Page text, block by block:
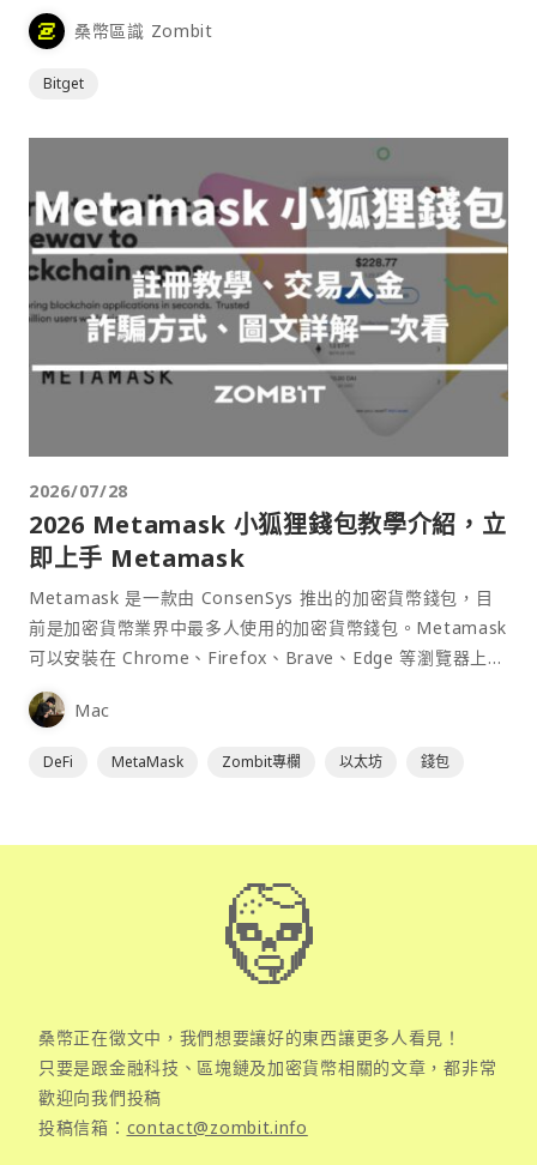
桑幣區識 Zombit
Bitget
2026/07/28
2026 Metamask 小狐狸錢包教學介紹，立
即上手 Metamask
Metamask 是一款由 ConsenSys 推出的加密貨幣錢包，目
前是加密貨幣業界中最多人使用的加密貨幣錢包。Metamask
可以安裝在 Chrome、Firefox、Brave、Edge 等瀏覽器上作
為插件使用，具備許多功能且使用上非常方便。
Mac
DeFi MetaMask Zombit專欄 以太坊 錢包
桑幣正在徵文中，我們想要讓好的東西讓更多人看見！
只要是跟金融科技、區塊鏈及加密貨幣相關的文章，都非常
歡迎向我們投稿
投稿信箱： contact@zombit.info